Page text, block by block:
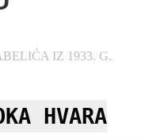
IZ 1933. G.
HVARA